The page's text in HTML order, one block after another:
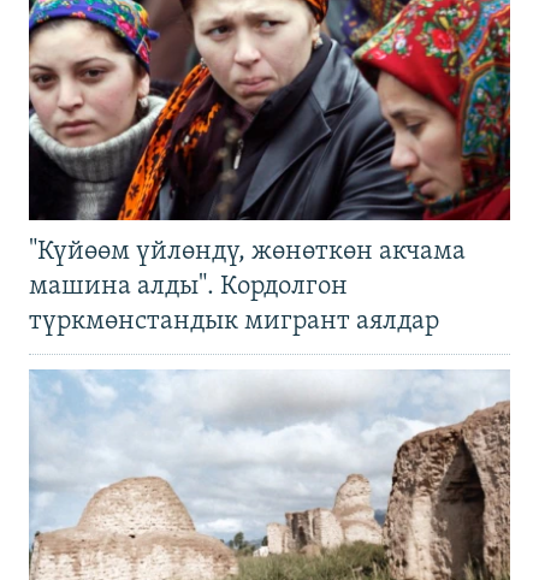
"Күйөөм үйлөндү, жөнөткөн акчама
машина алды". Кордолгон
түркмөнстандык мигрант аялдар